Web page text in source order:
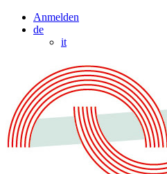
Anmelden
de
it